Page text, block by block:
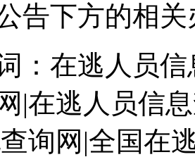
告下方的相
：在逃人员
|在逃人员信
询网|全国在